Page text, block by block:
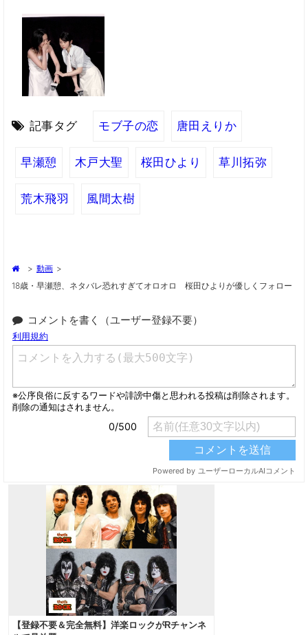
記事タグ モブ子の恋 唐田えりか
早瀬憩 木戸大聖 桜田ひより 草川拓弥
荒木飛羽 風間太樹
> 動画 >
18歳・早瀬憩、ネタバレ恐れすぎてオロオロ 桜田ひよりが優しくフォロー
コメントを書く（ユーザー登録不要）